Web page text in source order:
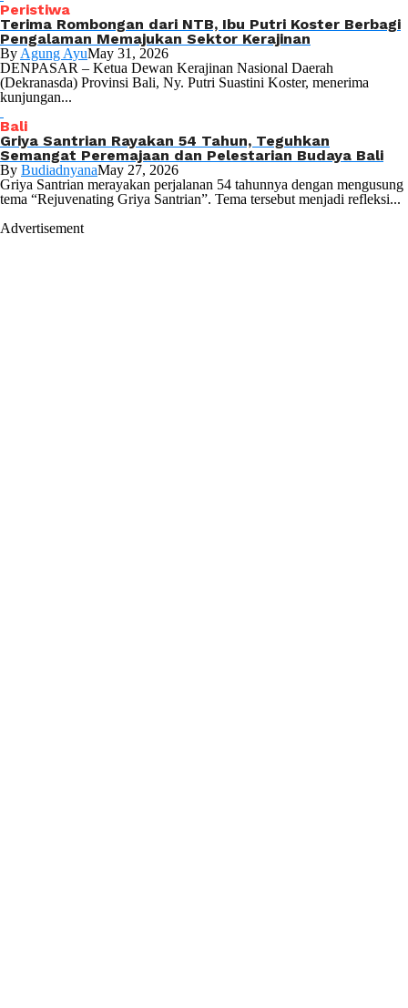
Peristiwa
Terima Rombongan dari NTB, Ibu Putri Koster Berbagi
Pengalaman Memajukan Sektor Kerajinan
By Agung AyuMay 31, 2026
DENPASAR – Ketua Dewan Kerajinan Nasional Daerah
(Dekranasda) Provinsi Bali, Ny. Putri Suastini Koster, menerima
kunjungan...
Bali
Griya Santrian Rayakan 54 Tahun, Teguhkan
Semangat Peremajaan dan Pelestarian Budaya Bali
By BudiadnyanaMay 27, 2026
Griya Santrian merayakan perjalanan 54 tahunnya dengan mengusung
tema “Rejuvenating Griya Santrian”. Tema tersebut menjadi refleksi...
Advertisement